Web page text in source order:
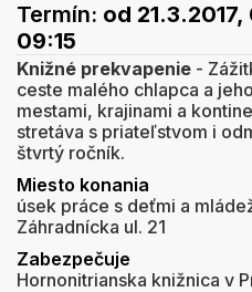
Termín: od 21.3.2017,
09:15
Knižné prekvapenie -
ceste malého chlapca a
mestami, krajinami a
stretáva s priateľstvom i
štvrtý ročník.
Miesto konania
úsek práce s deťmi a
Záhradnícka ul. 21
Zabezpečuje
Hornonitrianska knižnica v